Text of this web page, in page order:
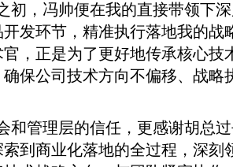
初，冯帅便在我的直接带领下
发环节，精准执行落地我的
，正是为了更好地传承核心
保公司技术方向不偏移、战
和管理层的信任，更感谢胡总
到商业化落地的全过程，深